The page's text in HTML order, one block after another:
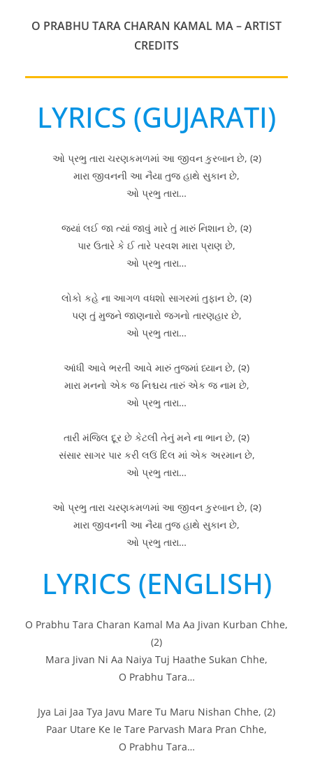
O PRABHU TARA CHARAN KAMAL MA– ARTIST
CREDITS
LYRICS (GUJARATI)
ઓ પ્રભુ તારા ચરણકમળમાં આ જીવન કુરબાન છે, (૨)
મારા જીવનની આ નૈયા તુજ હાથે સુકાન છે,
ઓ પ્રભુ તારા…
જ્યાં લઈ જા ત્યાં જાવું મારે તું મારું નિશાન છે, (૨)
પાર ઉતારે કે ઈ તારે પરવશ મારા પ્રાણ છે,
ઓ પ્રભુ તારા…
લોકો કહે ના આગળ વધશો સાગરમાં તુફાન છે, (૨)
પણ તું મુજને જાણનારો જગનો તારણહાર છે,
ઓ પ્રભુ તારા…
આંધી આવે ભરતી આવે મારું તુજમાં ધ્યાન છે, (૨)
મારા મનનો એક જ નિશ્ચય તારું એક જ નામ છે,
ઓ પ્રભુ તારા…
તારી મંજિલ દૂર છે કેટલી તેનું મને ના ભાન છે, (૨)
સંસાર સાગર પાર કરી લઉં દિલ માં એક અરમાન છે,
ઓ પ્રભુ તારા…
ઓ પ્રભુ તારા ચરણકમળમાં આ જીવન કુરબાન છે, (૨)
મારા જીવનની આ નૈયા તુજ હાથે સુકાન છે,
ઓ પ્રભુ તારા…
LYRICS (ENGLISH)
O Prabhu Tara Charan Kamal Ma Aa Jivan Kurban Chhe,
(2)
Mara Jivan Ni Aa Naiya Tuj Haathe Sukan Chhe,
O Prabhu Tara…
Jya Lai Jaa Tya Javu Mare Tu Maru Nishan Chhe, (2)
Paar Utare Ke Ie Tare Parvash Mara Pran Chhe,
O Prabhu Tara…